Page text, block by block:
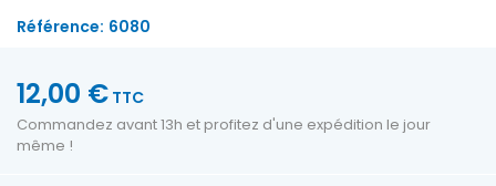
Référence: 6080
12,00 € TTC
Commandez avant 13h et profitez d'une expédition le jour
même !